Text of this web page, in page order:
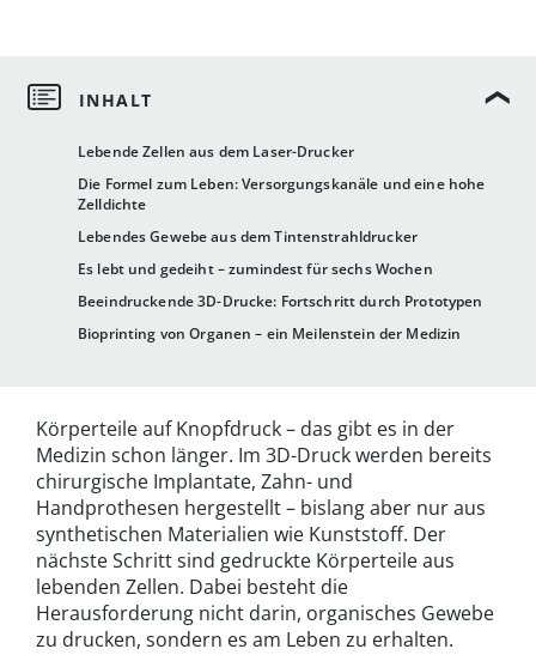
Lebende Zellen aus dem Laser-Drucker
Die Formel zum Leben: Versorgungskanäle und eine hohe
Zelldichte
Lebendes Gewebe aus dem Tintenstrahldrucker
Es lebt und gedeiht – zumindest für sechs Wochen
Beeindruckende 3D-Drucke: Fortschritt durch Prototypen
Bioprinting von Organen – ein Meilenstein der Medizin
Körperteile auf Knopfdruck – das gibt es in der
Medizin schon länger. Im 3D-Druck werden bereits
chirurgische Implantate, Zahn- und
Handprothesen hergestellt – bislang aber nur aus
synthetischen Materialien wie Kunststoff. Der
nächste Schritt sind gedruckte Körperteile aus
lebenden Zellen. Dabei besteht die
Herausforderung nicht darin, organisches Gewebe
zu drucken, sondern es am Leben zu erhalten.